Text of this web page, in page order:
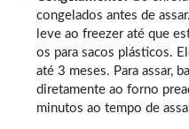
congelados antes de
leve ao freezer até que
os para sacos plásticos.
até 3 meses. Para assar,
diretamente ao forno
minutos ao tempo de